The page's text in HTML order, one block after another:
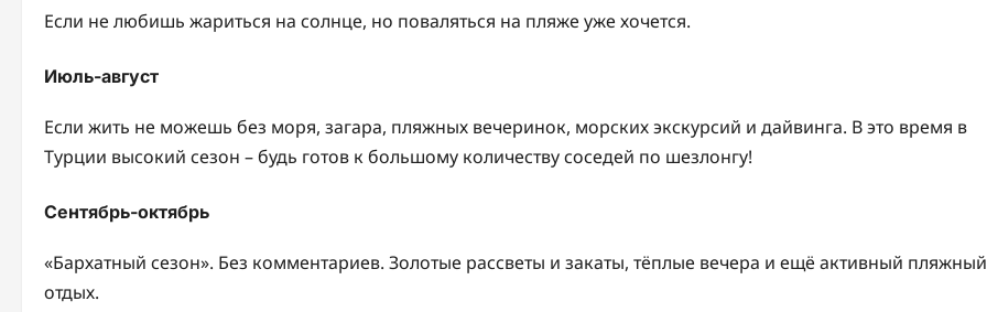
Если не любишь жариться на солнце, но поваляться на пляже уже хочется.
Июль-август
Если жить не можешь без моря, загара, пляжных вечеринок, морских экскурсий и дайвинга. В это время в
Турции высокий сезон – будь готов к большому количеству соседей по шезлонгу!
Сентябрь-октябрь
«Бархатный сезон». Без комментариев. Золотые рассветы и закаты, тёплые вечера и ещё активный пляжный
отдых.